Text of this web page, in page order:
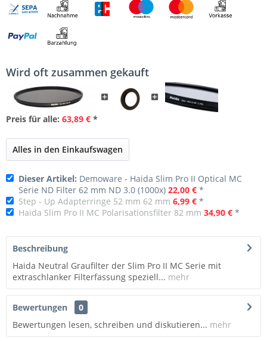
Wird oft zusammen gekauft
Preis für alle: 63,89 € *
Alles in den Einkaufswagen
Dieser Artikel: Demoware - Haida Slim Pro II Optical MC
Serie ND Filter 62 mm ND 3.0 (1000x) 22,00 € *
Step - Up Adapterringe 52 mm 62 mm 6,99 € *
Haida Slim Pro II MC Polarisationsfilter 82 mm 34,90 € *
Beschreibung
Haida Neutral Graufilter der Slim Pro II MC Serie mit
extraschlanker Filterfassung speziell... mehr
Bewertungen
0
Bewertungen lesen, schreiben und diskutieren... mehr